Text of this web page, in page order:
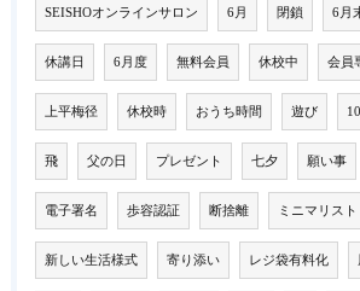
SEISHOオンラインサロン 6月 閉鎖 6月
休講日 6月度 無料会員 休校中 会員
上平梅径 休校時 おうち時間 遊び
飛 父の日 プレゼント 七夕 願い事
電子署名 歩容認証 断捨離 ミニマリスト
新しい生活様式 寄り添い レジ袋有料化